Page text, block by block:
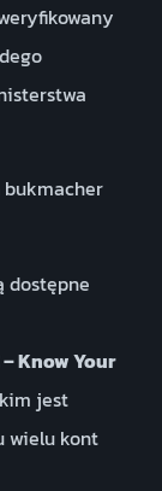
dostępne
Know Your
jest
wielu kont